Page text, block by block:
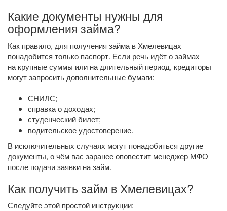
Какие документы нужны для
оформления займа?
Как правило, для получения займа в Хмелевицах
понадобится только паспорт. Если речь идёт о займах
на крупные суммы или на длительный период, кредиторы
могут запросить дополнительные бумаги:
СНИЛС;
справка о доходах;
студенческий билет;
водительское удостоверение.
В исключительных случаях могут понадобиться другие
документы, о чём вас заранее оповестит менеджер МФО
после подачи заявки на займ.
Как получить займ в Хмелевицах?
Следуйте этой простой инструкции: